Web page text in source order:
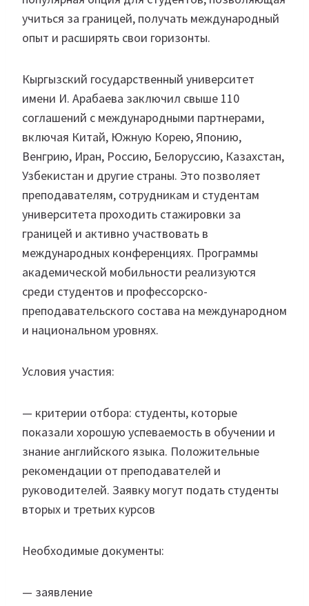
учиться за границей, получать международный
опыт и расширять свои горизонты.
Кыргызский государственный университет
имени И. Арабаева заключил свыше 110
соглашений с международными партнерами,
включая Китай, Южную Корею, Японию,
Венгрию, Иран, Россию, Белоруссию, Казахстан,
Узбекистан и другие страны. Это позволяет
преподавателям, сотрудникам и студентам
университета проходить стажировки за
границей и активно участвовать в
международных конференциях. Программы
академической мобильности реализуются
среди студентов и профессорско-
преподавательского состава на международном
и национальном уровнях.
Условия участия:
— критерии отбора: студенты, которые
показали хорошую успеваемость в обучении и
знание английского языка. Положительные
рекомендации от преподавателей и
руководителей. Заявку могут подать студенты
вторых и третьих курсов
Необходимые документы:
— заявление